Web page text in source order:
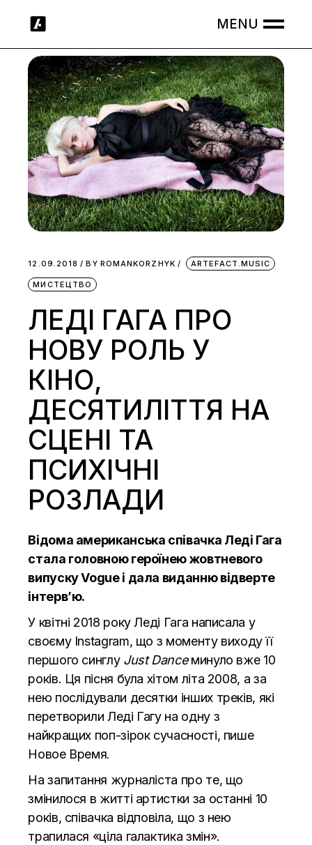
12.09.2018 BY ROMANKORZHYK ARTEFACT.MUSIC
МИСТЕЦТВО
ЛЕДІ ГАГА ПРО
НОВУ РОЛЬ У
КІНО,
ДЕСЯТИЛІТТЯ НА
СЦЕНІ ТА
ПСИХІЧНІ
РОЗЛАДИ
Відома американська співачка Леді Гага
стала головною героїнею жовтневого
випуску Vogue і дала виданню відверте
інтерв’ю.
У квітні 2018 року Леді Гага написала у
своєму Instagram, що з моменту виходу її
першого синглу Just Danceминуло вже 10
років. Ця пісня була хітом літа 2008, а за
нею послідували десятки інших треків, які
перетворили Леді Гагу на одну з
найкращих поп-зірок сучасності, пише
Новое Время.
На запитання журналіста про те, що
змінилося в житті артистки за останні 10
років, співачка відповіла, що з нею
трапилася «ціла галактика змін».